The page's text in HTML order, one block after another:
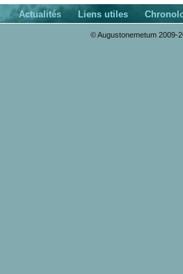
Actualités Liens utiles
© Augustonemetum 2009-